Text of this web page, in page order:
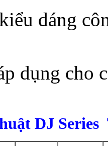
dáng
cho
DJ